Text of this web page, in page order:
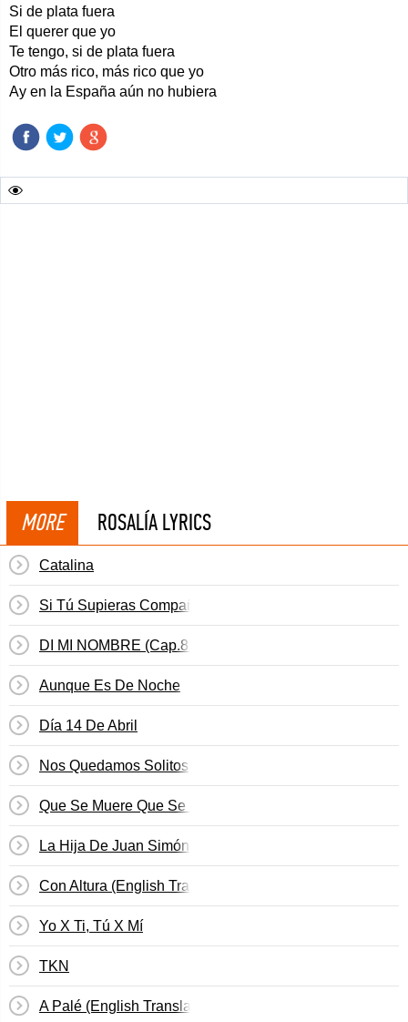
Si de plata fuera
El querer que yo
Te tengo, si de plata fuera
Otro más rico, más rico que yo
Ay en la España aún no hubiera
MORE ROSALÍA LYRICS
Catalina
Si Tú Supieras Compañero
DI MI NOMBRE (Cap.8: Éxtasis)
Aunque Es De Noche
Día 14 De Abril
Nos Quedamos Solitos
Que Se Muere Que Se Muere
La Hija De Juan Simón
Con Altura (English Translation)
Yo X Ti, Tú X Mí
TKN
A Palé (English Translation)